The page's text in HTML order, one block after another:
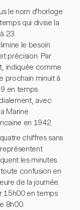
le nom d'horloge
qui divise la
23.
le besoin
précision. Par
indiquée comme
prochain minuit à
en temps
avec
Marine
en 1942.
chiffres sans
les minutes.
confusion en
de la journée.
15h00 en temps
8h00.